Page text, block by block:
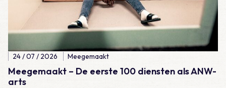
Meegemaakt – De eerste 100 diensten als ANW-
arts
24 / 07 / 2026 Meegemaakt